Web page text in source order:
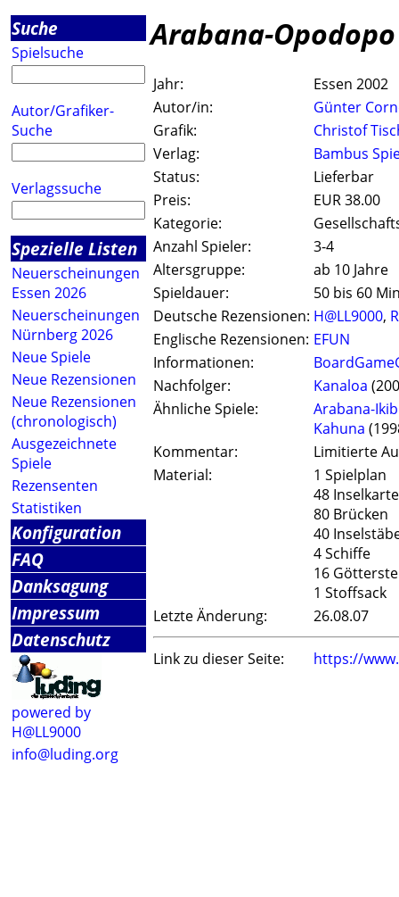
Suche
Spielsuche
Autor/Grafiker-
Suche
Verlagssuche
Spezielle Listen
Neuerscheinungen
Essen 2026
Neuerscheinungen
Nürnberg 2026
Neue Spiele
Neue Rezensionen
Neue Rezensionen
(chronologisch)
Ausgezeichnete
Spiele
Rezensenten
Statistiken
Konfiguration
FAQ
Danksagung
Impressum
Datenschutz
powered by
H@LL9000
info@luding.org
Arabana-Opodopo
Jahr:
Essen 2002
Autor/in:
Günter
Grafik:
Christof
Verlag:
Bambus
Status:
Lieferbar
Preis:
EUR 38.00
Kategorie:
Anzahl Spieler:
3-4
Altersgruppe:
ab 10 Jahre
Spieldauer:
50 bis 60
Deutsche Rezensionen: H@LL9000,
Englische Rezensionen: EFUN
Informationen:
Nachfolger:
Kanaloa
Ähnliche Spiele:
Arabana-
Kahuna
Kommentar:
Limitierte
Material:
1 Spielplan
48
80 Brücken
40
4 Schiffe
16
1 Stoffsack
Letzte Änderung:
26.08.07
Link zu dieser Seite: https://